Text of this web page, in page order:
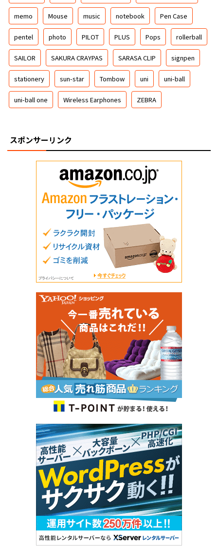
memo Mouse music notebook Pen Case
pentel photo PILOT PLUS Pops rollerball
SAILOR SAKURA CRAYPAS SARASA CLIP signpen
stationery sun-star Tombow uni uni-ball
uni-ball one Wireless Earphones ZEBRA
スポンサーリンク